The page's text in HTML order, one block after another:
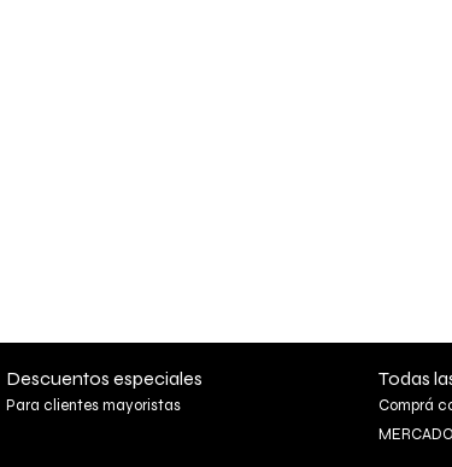
Descuentos especiales
Para clientes mayoristas
Todas
Comprá